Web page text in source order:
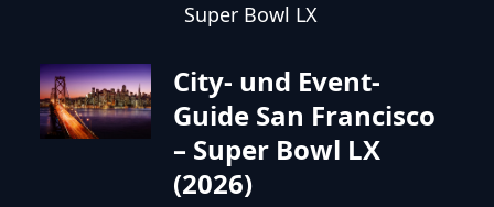
Super Bowl LX
City- und Event-
Guide San Francisco
– Super Bowl LX
(2026)